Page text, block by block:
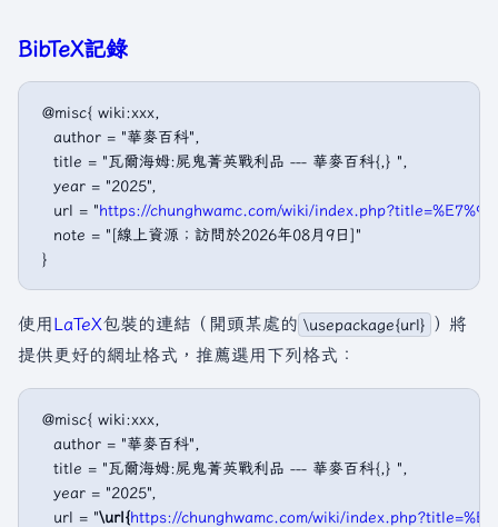
BibTeX記錄
@misc{ wiki:xxx,
   author = "華麥百科",
   title = "瓦爾海姆:屍鬼菁英戰利品 --- 華麥百科{,} ",
   year = "2025",
   url = "
https://chunghwamc.com/wiki/
   note = "[線上資源；訪問於2026年08月9日]"
使用LaTeX包裝的連結（開頭某處的 \usepackage{url} ）將
提供更好的網址格式，推薦選用下列格式：
@misc{ wiki:xxx,
   author = "華麥百科",
   title = "瓦爾海姆:屍鬼菁英戰利品 --- 華麥百科{,} ",
   year = "2025",
   url = "
\url{https://chunghwamc.com/wiki/